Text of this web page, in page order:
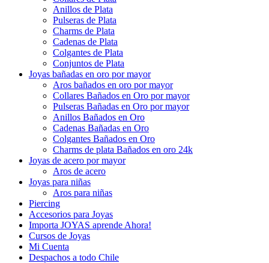
Anillos de Plata
Pulseras de Plata
Charms de Plata
Cadenas de Plata
Colgantes de Plata
Conjuntos de Plata
Joyas bañadas en oro por mayor
Aros bañados en oro por mayor
Collares Bañados en Oro por mayor
Pulseras Bañadas en Oro por mayor
Anillos Bañados en Oro
Cadenas Bañadas en Oro
Colgantes Bañados en Oro
Charms de plata Bañados en oro 24k
Joyas de acero por mayor
Aros de acero
Joyas para niñas
Aros para niñas
Piercing
Accesorios para Joyas
Importa JOYAS aprende Ahora!
Cursos de Joyas
Mi Cuenta
Despachos a todo Chile